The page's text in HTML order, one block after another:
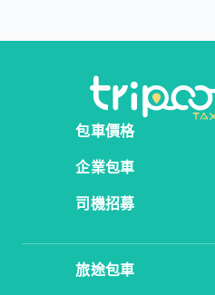
包車價格
企業包車
司機招募
旅途包車